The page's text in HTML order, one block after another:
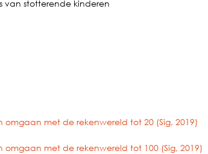
van stotterende kinderen
met de rekenwereld tot 20 (Sig, 2019)
met de rekenwereld tot 100 (Sig, 2019)